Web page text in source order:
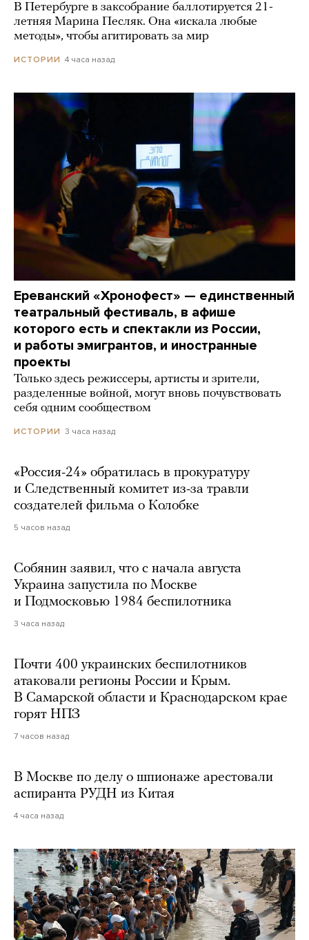
В Петербурге в заксобрание баллотируется 21-
летняя Марина Песляк. Она «искала любые
методы», чтобы агитировать за мир
ИСТОРИИ 4 часа назад
Ереванский «Хронофест» — единственный
театральный фестиваль, в афише
которого есть и спектакли из России,
и работы эмигрантов, и иностранные
проекты
Только здесь режиссеры, артисты и зрители,
разделенные войной, могут вновь почувствовать
себя одним сообществом
ИСТОРИИ 3 часа назад
«Россия-24» обратилась в прокуратуру
и Следственный комитет из-за травли
создателей фильма о Колобке
5 часов назад
Собянин заявил, что с начала августа
Украина запустила по Москве
и Подмосковью 1984 беспилотника
3 часа назад
Почти 400 украинских беспилотников
атаковали регионы России и Крым.
В Самарской области и Краснодарском крае
горят НПЗ
7 часов назад
В Москве по делу о шпионаже арестовали
аспиранта РУДН из Китая
4 часа назад